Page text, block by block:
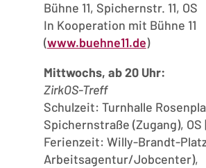
Bühne 11, Spichernstr. 11, OS
In Kooperation mit Bühne 11
(www.buehne11.de)
Mittwochs, ab 20 Uhr:
ZirkOS-Treff
Schulzeit: Turnhalle
Spichernstraße (Zugang), OS |
Ferienzeit: Willy-Brandt-
Arbeitsagentur/Jobcenter),